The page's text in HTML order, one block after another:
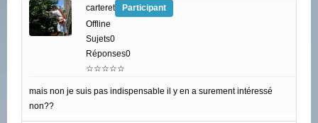
carteret
Participant
Offline
Sujets0
Réponses0
☆☆☆☆☆
mais non je suis pas indispensable il y en a surement intéressé
non??